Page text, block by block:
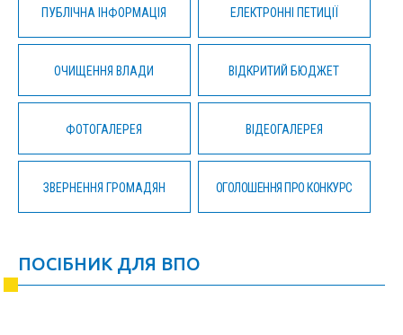
ПУБЛІЧНА ІНФОРМАЦІЯ ЕЛЕКТРОННІ ПЕТИЦІЇ
ОЧИЩЕННЯ ВЛАДИ ВІДКРИТИЙ БЮДЖЕТ
ФОТОГАЛЕРЕЯ ВІДЕОГАЛЕРЕЯ
ЗВЕРНЕННЯ ГРОМАДЯН ОГОЛОШЕННЯ ПРО КОНКУРС
ПОСІБНИК ДЛЯ ВПО